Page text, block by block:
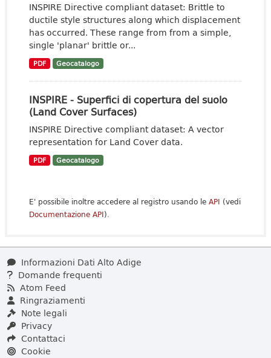
INSPIRE Directive compliant dataset: Brittle to
ductile style structures along which displacement
has occurred. These range from from a simple,
single 'planar' brittle or...
PDF Geocatalogo
INSPIRE - Superfici di copertura del suolo
(Land Cover Surfaces)
INSPIRE Directive compliant dataset: A vector
representation for Land Cover data.
PDF Geocatalogo
E' possibile inoltre accedere al registro usando le API (vedi
Documentazione API).
Informazioni Dati Alto Adige
Domande frequenti
Atom Feed
Ringraziamenti
Note legali
Privacy
Contattaci
Cookie